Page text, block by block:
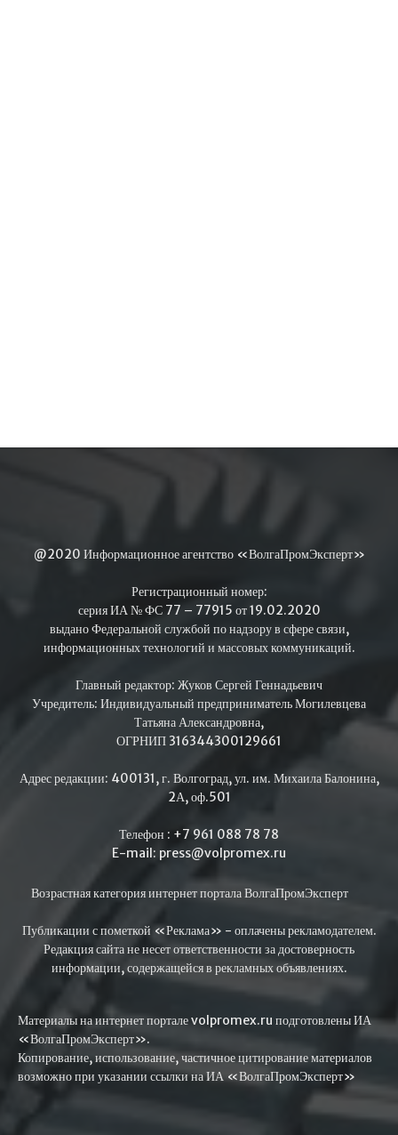
@2020 Информационное агентство «ВолгаПромЭксперт»
Регистрационный номер:
серия ИА № ФС 77 – 77915 от 19.02.2020
выдано Федеральной службой по надзору в сфере связи,
информационных технологий и массовых коммуникаций.
Главный редактор: Жуков Сергей Геннадьевич
Учредитель: Индивидуальный предприниматель Могилевцева
Татьяна Александровна,
ОГРНИП 316344300129661
Адрес редакции: 400131, г. Волгоград, ул. им. Михаила Балонина,
2А, оф.501
Телефон : +7 961 088 78 78
E-mail: press@volpromex.ru
Возрастная категория интернет портала ВолгаПромЭксперт
Публикации с пометкой «Реклама» - оплачены рекламодателем.
Редакция сайта не несет ответственности за достоверность
информации, содержащейся в рекламных объявлениях.
Материалы на интернет портале volpromex.ru подготовлены ИА
«ВолгаПромЭксперт».
Копирование, использование, частичное цитирование материалов
возможно при указании ссылки на ИА «ВолгаПромЭксперт»